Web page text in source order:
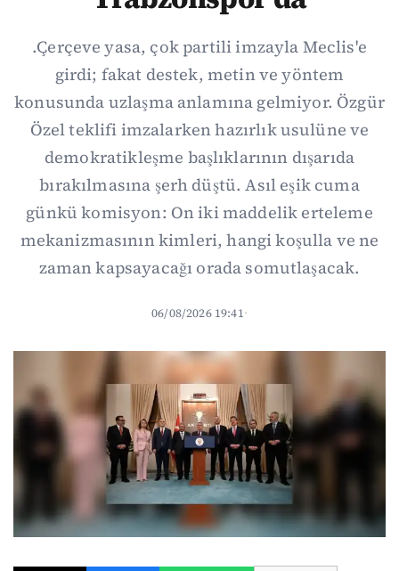
.Çerçeve yasa, çok partili imzayla Meclis'e
girdi; fakat destek, metin ve yöntem
konusunda uzlaşma anlamına gelmiyor. Özgür
Özel teklifi imzalarken hazırlık usulüne ve
demokratikleşme başlıklarının dışarıda
bırakılmasına şerh düştü. Asıl eşik cuma
günkü komisyon: On iki maddelik erteleme
mekanizmasının kimleri, hangi koşulla ve ne
zaman kapsayacağı orada somutlaşacak.
06/08/2026 19:41·